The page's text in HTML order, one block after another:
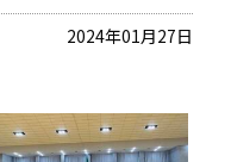
2024年01月27日